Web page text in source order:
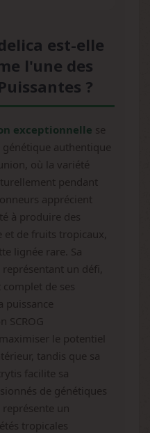
est-elle
l'une des
?
exceptionnelle se
authentique
où la variété
pendant
apprécient
à produire des
de fruits tropicaux,
lignée rare. Sa
un défi,
de ses
puissance
SCROG
le potentiel
tandis que sa
facilite sa
de génétiques
un
tropicales